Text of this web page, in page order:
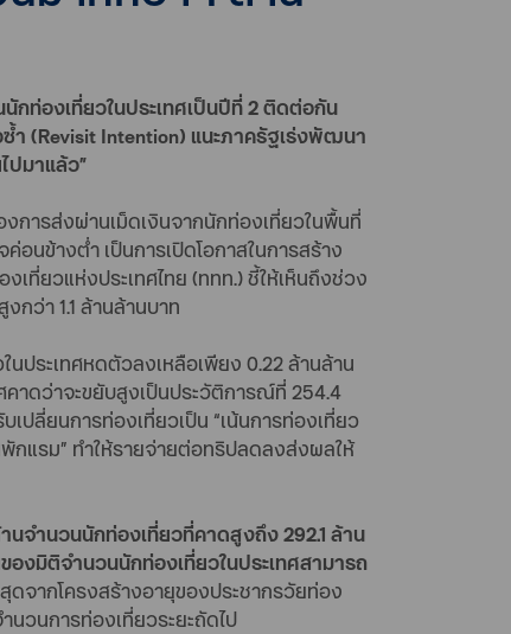
กท่องเที่ยวในประเทศเป็นปีที่ 2 ติดต่อกัน
ำ (Revisit Intention) แนะภาครัฐเร่งพัฒนา
ปมาแล้ว”
การส่งผ่านเม็ดเงินจากนักท่องเที่ยวในพื้นที่
นข้างต่ำ เป็นการเปิดโอกาสในการสร้าง
ที่ยวแห่งประเทศไทย (ททท.) ชี้ให้เห็นถึงช่วง
กว่า 1.1 ล้านล้านบาท
นประเทศหดตัวลงเหลือเพียง 0.22 ล้านล้าน
าดว่าจะขยับสูงเป็นประวัติการณ์ที่ 254.4
ลี่ยนการท่องเที่ยวเป็น “เน้นการท่องเที่ยว
กแรม” ทำให้รายจ่ายต่อทริปลดลงส่งผลให้
นจำนวนนักท่องเที่ยวที่คาดสูงถึง 292.1 ล้าน
งมิติจำนวนนักท่องเที่ยวในประเทศสามารถ
จากโครงสร้างอายุของประชากรวัยท่อง
วนการท่องเที่ยวระยะถัดไป